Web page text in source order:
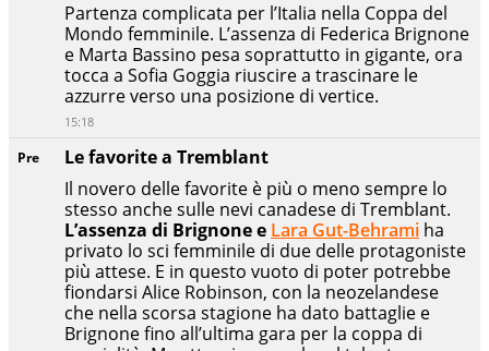
Pre
Le favorite a Tremblant
Il novero delle favorite è più o meno sempre lo
stesso anche sulle nevi canadese di Tremblant.
L’assenza di Brignone e Lara Gut-Behrami ha
privato lo sci femminile di due delle protagoniste
più attese. E in questo vuoto di poter potrebbe
fiondarsi Alice Robinson, con la neozelandese
che nella scorsa stagione ha dato battaglie e
Brignone fino all’ultima gara per la coppa di
Partenza complicata per l’Italia nella Coppa del
Mondo femminile. L’assenza di Federica Brignone
e Marta Bassino pesa soprattutto in gigante, ora
tocca a Sofia Goggia riuscire a trascinare le
azzurre verso una posizione di vertice.
15:18